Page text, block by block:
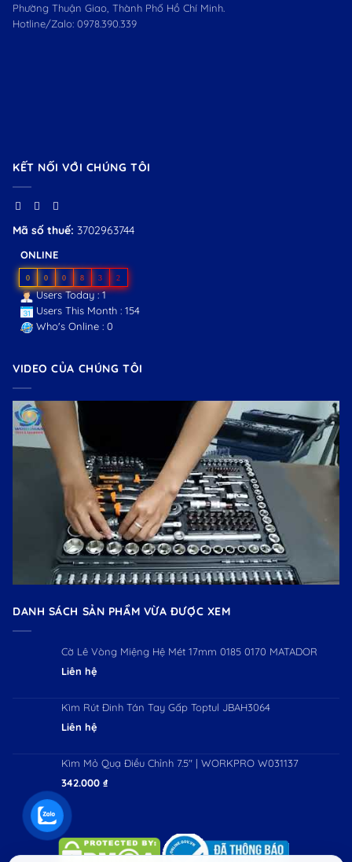
Phường Thuận Giao, Thành Phố Hồ Chí Minh.
Hotline/Zalo: 0978.390.339
KẾT NỐI VỚI CHÚNG TÔI
Mã số thuế: 3702963744
ONLINE
0 0 0 8 3 2
Users Today : 1
Users This Month : 154
Who's Online : 0
VIDEO CỦA CHÚNG TÔI
DANH SÁCH SẢN PHẨM VỪA ĐƯỢC XEM
Cờ Lê Vòng Miệng Hệ Mét 17mm 0185 0170 MATADOR
Liên hệ
Kìm Rút Đinh Tán Tay Gấp Toptul JBAH3064
Liên hệ
Kìm Mỏ Quạ Điều Chỉnh 7.5" | WORKPRO W031137
342.000 ₫